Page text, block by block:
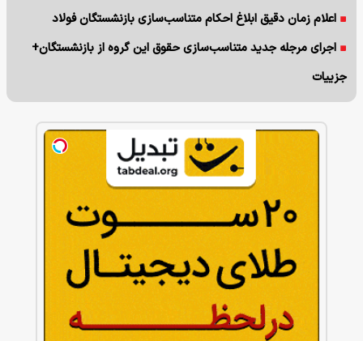
اعلام زمان دقیق ابلاغ احکام متناسب‌سازی بازنشستگان فولاد
اجرای مرجله جدید متناسب‌سازی حقوق این گروه از بازنشستگان+
جزییات